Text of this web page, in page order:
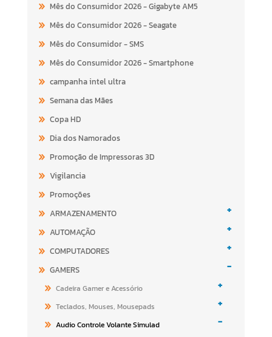
Mês do Consumidor 2026 - Gigabyte AM5
Mês do Consumidor 2026 - Seagate
Mês do Consumidor - SMS
Mês do Consumidor 2026 - Smartphone
campanha intel ultra
Semana das Mães
Copa HD
Dia dos Namorados
Promoção de Impressoras 3D
Vigilancia
Promoções
ARMAZENAMENTO
+
AUTOMAÇÃO +
COMPUTADORES +
GAMERS -
Cadeira Gamer e Acessório +
Teclados, Mouses, Mousepads +
Audio Controle Volante Simulad -